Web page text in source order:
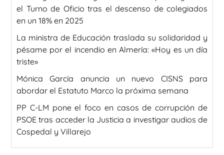
el Turno de Oficio tras el descenso de colegiados
en un 18% en 2025
La ministra de Educación traslada su solidaridad y
pésame por el incendio en Almería: «Hoy es un día
triste»
Mónica García anuncia un nuevo CISNS para
abordar el Estatuto Marco la próxima semana
PP C-LM pone el foco en casos de corrupción de
PSOE tras acceder la Justicia a investigar audios de
Cospedal y Villarejo